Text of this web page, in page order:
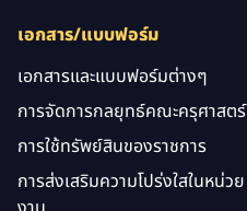
เอกสาร/แบบฟอร์ม
เอกสารและแบบฟอร์มต่างๆ
การจัดการกลยุทธ์คณะครุศาสตร์
การใช้ทรัพย์สินของราชการ
การส่งเสริมความโปร่งใสในหน่วย